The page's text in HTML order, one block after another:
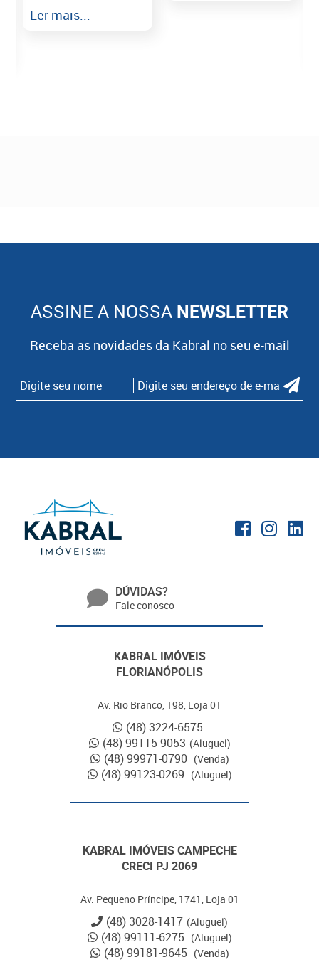
Ler mais...
ASSINE A NOSSA NEWSLETTER
Receba as novidades da Kabral no seu e-mail
DÚVIDAS?
Fale conosco
KABRAL IMÓVEIS
FLORIANÓPOLIS
Av. Rio Branco, 198, Loja 01
(48) 3224-6575
(48) 99115-9053 (Aluguel)
(48) 99971-0790 (Venda)
(48) 99123-0269 (Aluguel)
KABRAL IMÓVEIS CAMPECHE
CRECI PJ 2069
Av. Pequeno Príncipe, 1741, Loja 01
(48) 3028-1417 (Aluguel)
(48) 99111-6275 (Aluguel)
(48) 99181-9645 (Venda)